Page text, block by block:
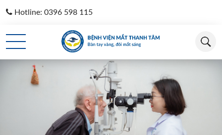
Hotline: 0396 598 115
Loading...